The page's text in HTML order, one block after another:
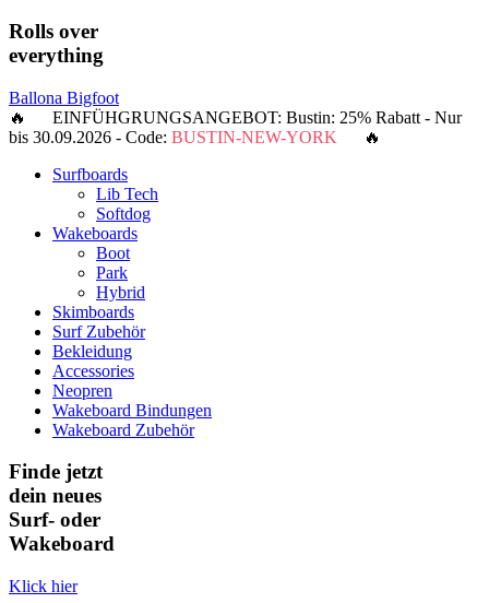
Rolls over
everything
Ballona Bigfoot
🔥 EINFÜHGRUNGSANGEBOT: Bustin: 25% Rabatt - Nur
bis 30.09.2026 - Code: BUSTIN-NEW-YORK 🔥
Surfboards
Lib Tech
Softdog
Wakeboards
Boot
Park
Hybrid
Skimboards
Surf Zubehör
Bekleidung
Accessories
Neopren
Wakeboard Bindungen
Wakeboard Zubehör
Finde jetzt
dein neues
Surf- oder
Wakeboard
Klick hier